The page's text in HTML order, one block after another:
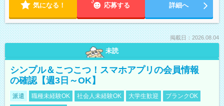
気になる！ 応募する 詳細へ
掲載日：2026.08.04
未読
シンプル＆こつこつ！スマホアプリの会員情報
の確認【週3日～OK】
派遣 職種未経験OK 社会人未経験OK 大学生歓迎
ブランクOK